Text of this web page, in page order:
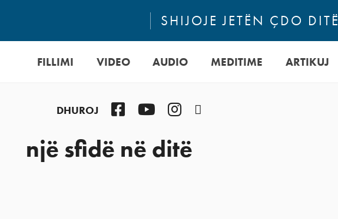
SHIJOJE JETËN ÇDO DITË
FILLIMI VIDEO AUDIO MEDITIME ARTIKUJ
DHUROJ FacebookYouTubeInstagram
një sfidë në ditë